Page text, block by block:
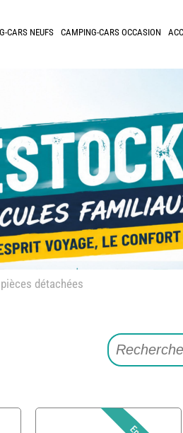
CARS NEUFS CAMPING-CARS OCCASION
détachées